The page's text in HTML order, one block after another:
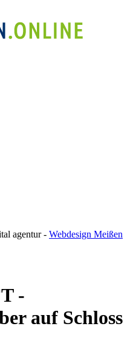
agentur - Webdesign Meißen
-
auf Schloss